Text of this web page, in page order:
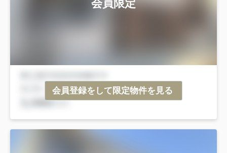
会員限定
会員登録をして限定物件を見る